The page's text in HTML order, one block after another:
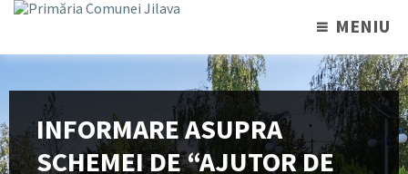
MENIU
INFORMARE ASUPRA
SCHEMEI DE “AJUTOR DE